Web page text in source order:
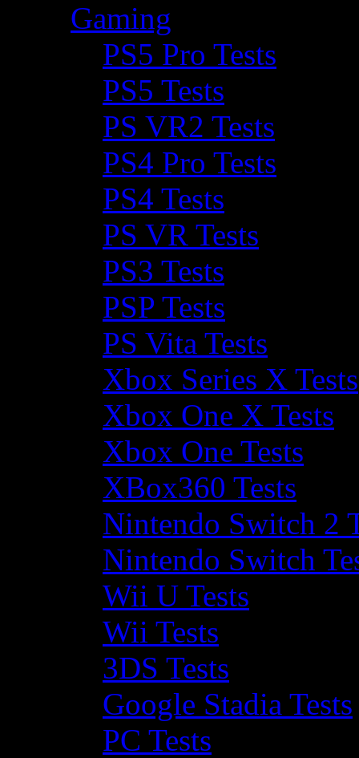
Gaming
PS5 Pro Tests
PS5 Tests
PS VR2 Tests
PS4 Pro Tests
PS4 Tests
PS VR Tests
PS3 Tests
PSP Tests
PS Vita Tests
Xbox Series X Tests
Xbox One X Tests
Xbox One Tests
XBox360 Tests
Nintendo Switch 2
Nintendo Switch
Wii U Tests
Wii Tests
3DS Tests
Google Stadia Tests
PC Tests